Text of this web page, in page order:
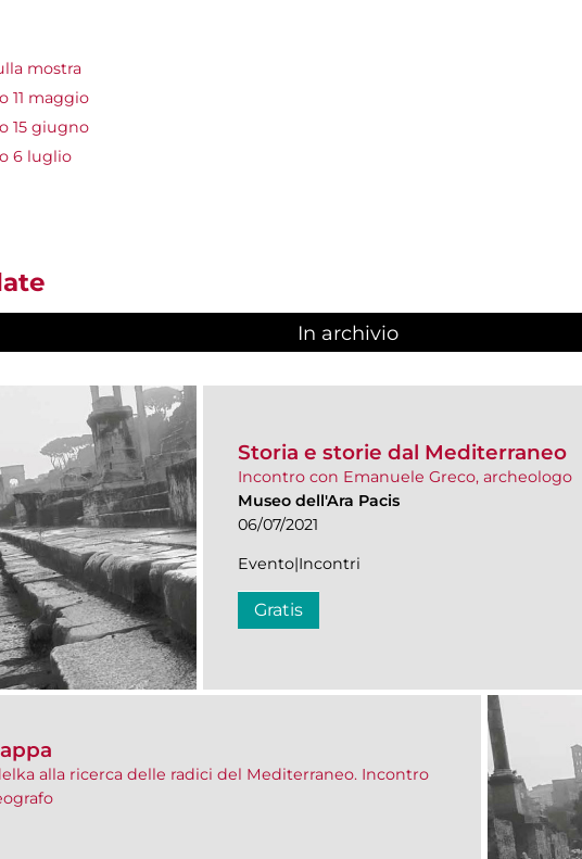
mostra
11 maggio
15 giugno
6 luglio
In archivio
Storia e storie dal Mediterraneo
Incontro con Emanuele Greco, archeologo
Museo dell'Ara Pacis
06/07/2021
Evento|Incontri
Gratis
alla ricerca delle radici del Mediterraneo. Incontro